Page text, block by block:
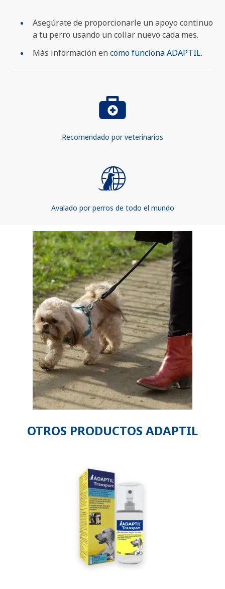
Asegúrate de proporcionarle un apoyo continuo
a tu perro usando un collar nuevo cada mes.
Más información en como funciona ADAPTIL.
Recomendado por veterinarios
Avalado por perros de todo el mundo
OTROS PRODUCTOS ADAPTIL